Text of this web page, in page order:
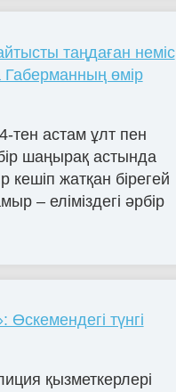
таңдаған неміс
өмір
тен астам ұлт пен
шаңырақ астында
кешіп жатқан бірегей
– еліміздегі әрбір
Өскемендегі түнгі
қызметкерлері